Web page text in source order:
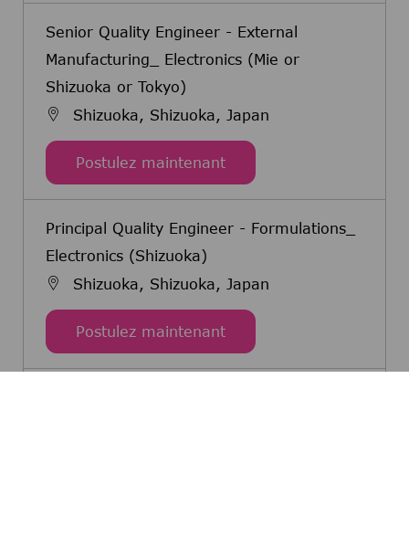
Senior Quality Engineer - External
Manufacturing_ Electronics (Mie or
Shizuoka or Tokyo)
Shizuoka, Shizuoka, Japan
Postulez maintenantSenior Quality Engineer
Principal Quality Engineer - Formulations_
Electronics (Shizuoka)
Shizuoka, Shizuoka, Japan
Postulez maintenantPrincipal Quality